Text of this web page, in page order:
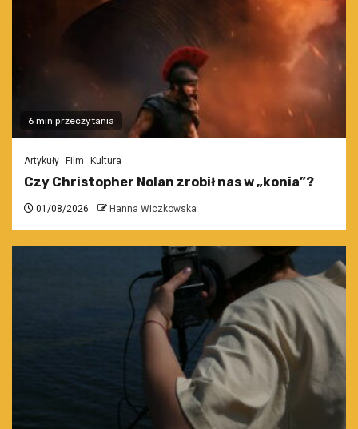
6 min przeczytania
Artykuły Film Kultura
Czy Christopher Nolan zrobił nas w „konia”?
01/08/2026 Hanna Wiczkowska